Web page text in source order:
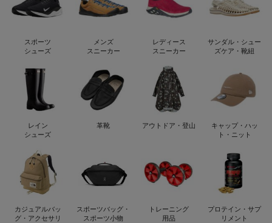
スポーツ
シューズ
メンズ
スニーカー
レディース
スニーカー
サンダル・シュー
ズケア・靴紐
レイン
シューズ
革靴 アウトドア・登山
キャップ・ハッ
ト・ニット
カジュアルバッ
グ・アクセサリ
スポーツバッグ・
スポーツ小物
トレーニング
用品
プロテイン・サプ
リメント